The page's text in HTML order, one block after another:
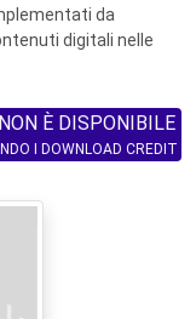
da
digitali nelle
È DISPONIBILE
I DOWNLOAD CREDIT